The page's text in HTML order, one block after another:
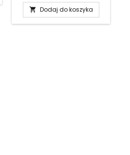
 Dodaj do koszyka